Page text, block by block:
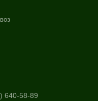
640-58-89